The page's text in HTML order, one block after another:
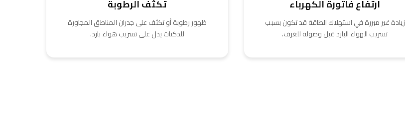
ارتفاع فاتورة الكهرباء
زيادة غير مبررة في استهلاك الطاقة قد تكون بسبب
تسريب الهواء البارد قبل وصوله للغرف.
تكثف الرطوبة
ظهور رطوبة أو تكثف على جدران المناطق المجاورة
للدكتات يدل على تسريب هواء بارد.